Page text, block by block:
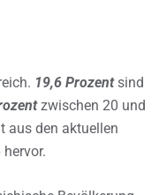
19,6 Prozentsind
zwischen 20 und
aus den aktuellen